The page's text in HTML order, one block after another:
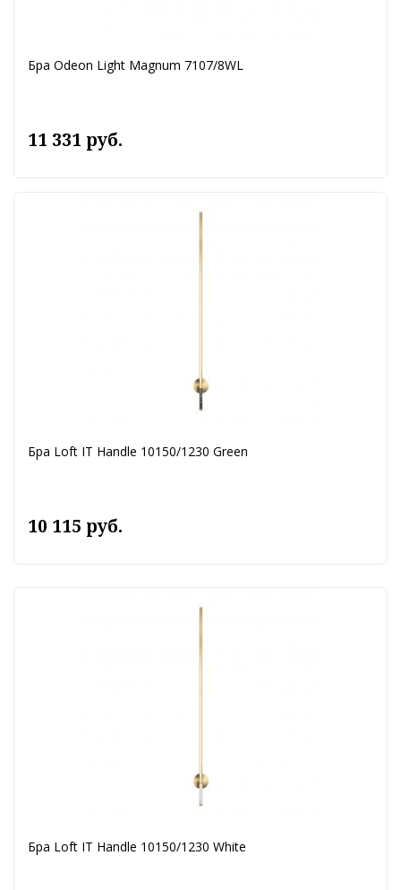
Бра Odeon Light Magnum 7107/8WL
11 331 руб.
Бра Loft IT Handle 10150/1230 Green
10 115 руб.
Бра Loft IT Handle 10150/1230 White